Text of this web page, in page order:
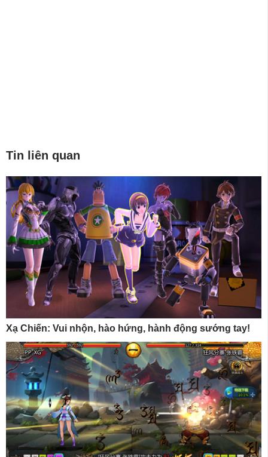
Tin liên quan
Xạ Chiến: Vui nhộn, hào hứng, hành động sướng tay!